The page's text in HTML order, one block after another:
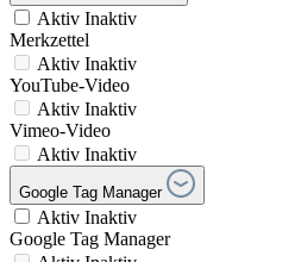
Aktiv Inaktiv
Merkzettel
Aktiv Inaktiv
YouTube-Video
Aktiv Inaktiv
Vimeo-Video
Aktiv Inaktiv
Google Tag Manager
Aktiv Inaktiv
Google Tag Manager